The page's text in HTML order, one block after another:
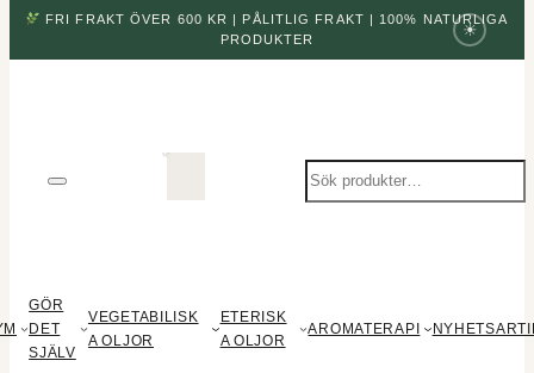
FRI FRAKT ÖVER 600 KR | PÅLITLIG FRAKT | 100% NATURLIGA
PRODUKTER
☀
Sök
produkter
GÖR
DET
SJÄLV
VEGETABILISK
A OLJOR
ETERISK
A OLJOR
AROMATERAPI